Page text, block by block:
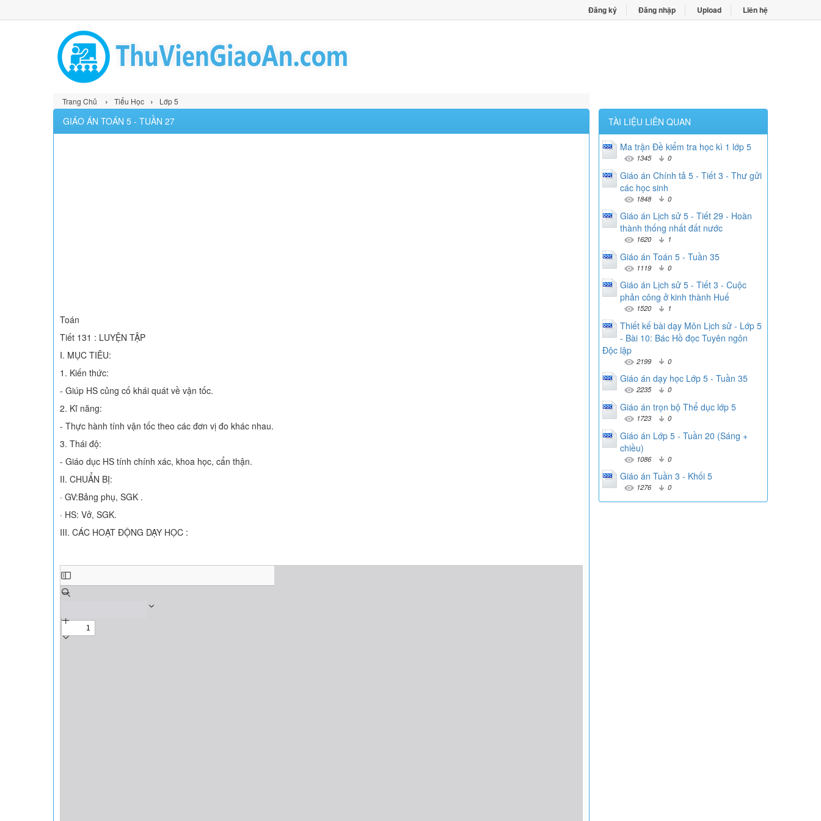
Đăng ký Đăng nhập Upload Liên hệ
Trang Chủ › Tiểu Học › Lớp 5
GIÁO ÁN TOÁN 5 - TUẦN 27
Toán
Tiết 131 : LUYỆN TẬP
I. MỤC TIÊU:
1. Kiến thức:
- Giúp HS củng cố khái quát về vận tốc.
2. Kĩ năng:
- Thực hành tính vận tốc theo các đơn vị đo khác nhau.
3. Thái độ:
- Giáo dục HS tính chính xác, khoa học, cẩn thận.
II. CHUẨN BỊ:
· GV:Bảng phụ, SGK .
· HS: Vở, SGK.
III. CÁC HOẠT ĐỘNG DẠY HỌC :
TÀI LIỆU LIÊN QUAN
Ma trận Đề kiểm tra học kì 1 lớp 5
1345 0
Giáo án Chính tả 5 - Tiết 3 - Thư gửi
các học sinh
1848 0
Giáo án Lịch sử 5 - Tiết 29 - Hoàn
thành thống nhất đất nước
1620 1
Giáo án Toán 5 - Tuần 35
1119 0
Giáo án Lịch sử 5 - Tiết 3 - Cuộc
phản công ở kinh thành Huế
1520 1
Thiết kế bài dạy Môn Lịch sử - Lớp 5
- Bài 10: Bác Hồ đọc Tuyên ngôn
Độc lập
2199 0
Giáo án dạy học Lớp 5 - Tuần 35
2235 0
Giáo án trọn bộ Thể dục lớp 5
1723 0
Giáo án Lớp 5 - Tuần 20 (Sáng +
chiều)
1086 0
Giáo án Tuần 3 - Khối 5
1276 0